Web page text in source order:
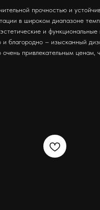
прочностью и
в широком диапазоне
и функциональные
и благородно – изысканный
привлекательным ценам,